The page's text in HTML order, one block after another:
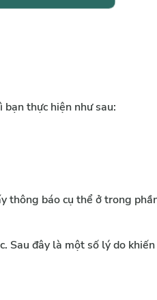
thực hiện như sau:
thông báo cụ thể ở trong
Sau đây là một số lý do